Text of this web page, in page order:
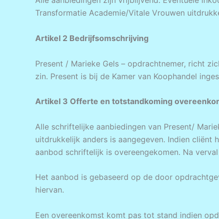
Transformatie Academie/Vitale Vrouwen
Artikel 2 Bedrijfsomschrijving
Present / Marieke Gels – opdrachtnemer, richt
zin. Present is bij de Kamer van Koophandel
Artikel 3 Offerte en totstandkoming
Alle schriftelijke aanbiedingen van Present/
uitdrukkelijk anders is aangegeven. Indien
aanbod schriftelijk is overeengekomen. Na
Het aanbod is gebaseerd op de door
hiervan.
Een overeenkomst komt pas tot stand indien